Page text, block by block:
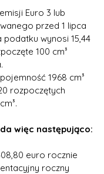
Euro 3 lub
przed 1 lipca
wynosi 15,44
100 cm³
1968 cm³
rozpoczętych
więc następująco:
euro rocznie
roczny